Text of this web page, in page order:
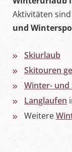
Aktivitäten
und
Skiurlaub
Skitouren
Winter- und
Langlaufen
Weitere